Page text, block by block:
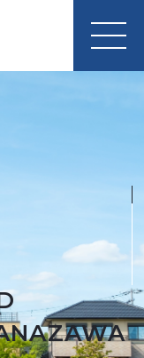
MEN
U